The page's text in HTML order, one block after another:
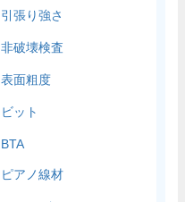
引張り強さ
非破壊検査
表面粗度
ビット
BTA
ピアノ線材